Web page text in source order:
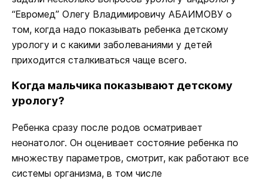
“Евромед” Олегу Владимировичу АБАИМОВУ о
том, когда надо показывать ребенка детскому
урологу и с какими заболеваниями у детей
приходится сталкиваться чаще всего.
Когда мальчика показывают детскому
урологу?
Ребенка сразу после родов осматривает
неонатолог. Он оценивает состояние ребенка по
множеству параметров, смотрит, как работают все
системы организма, в том числе